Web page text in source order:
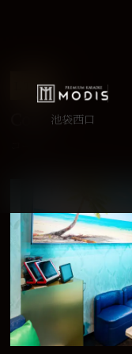
池袋西口
L TYPE
Coast